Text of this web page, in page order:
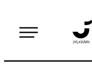
sisältöön